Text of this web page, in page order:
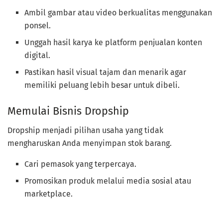
Ambil gambar atau video berkualitas menggunakan
ponsel.
Unggah hasil karya ke platform penjualan konten
digital.
Pastikan hasil visual tajam dan menarik agar
memiliki peluang lebih besar untuk dibeli.
Memulai Bisnis Dropship
Dropship menjadi pilihan usaha yang tidak
mengharuskan Anda menyimpan stok barang.
Cari pemasok yang terpercaya.
Promosikan produk melalui media sosial atau
marketplace.